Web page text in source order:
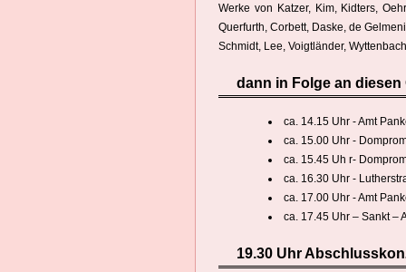
Werke von Katzer, Kim, Kidters,
Querfurth, Corbett, Daske, de
Schmidt, Lee, Voigtländer,
dann in Folge an
ca. 14.15 Uhr - Amt
ca. 15.00 Uhr -
ca. 15.45 Uh r-
ca. 16.30 Uhr -
ca. 17.00 Uhr - Amt
ca. 17.45 Uhr – Sankt –
19.30 Uhr